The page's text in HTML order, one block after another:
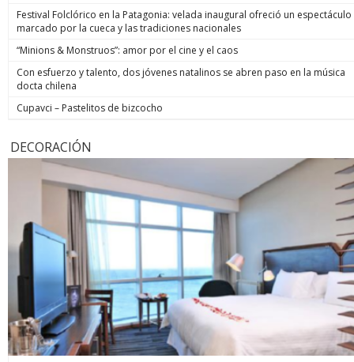
Festival Folclórico en la Patagonia: velada inaugural ofreció un espectáculo
marcado por la cueca y las tradiciones nacionales
“Minions & Monstruos”: amor por el cine y el caos
Con esfuerzo y talento, dos jóvenes natalinos se abren paso en la música
docta chilena
Cupavci – Pastelitos de bizcocho
DECORACIÓN